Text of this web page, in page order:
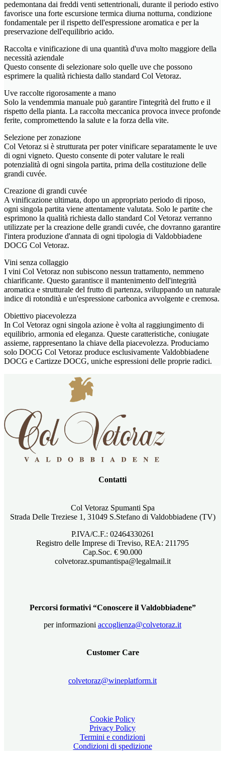
pedemontana dai freddi venti settentrionali, durante il periodo estivo
favorisce una forte escursione termica diurna notturna, condizione
fondamentale per il rispetto dell'espressione aromatica e per la
preservazione dell'equilibrio acido.
Raccolta e vinificazione di una quantità d'uva molto maggiore della
necessità aziendale
Questo consente di selezionare solo quelle uve che possono
esprimere la qualità richiesta dallo standard Col Vetoraz.
Uve raccolte rigorosamente a mano
Solo la vendemmia manuale può garantire l'integrità del frutto e il
rispetto della pianta. La raccolta meccanica provoca invece profonde
ferite, compromettendo la salute e la forza della vite.
Selezione per zonazione
Col Vetoraz si è strutturata per poter vinificare separatamente le uve
di ogni vigneto. Questo consente di poter valutare le reali
potenzialità di ogni singola partita, prima della costituzione delle
grandi cuvée.
Creazione di grandi cuvée
A vinificazione ultimata, dopo un appropriato periodo di riposo,
ogni singola partita viene attentamente valutata. Solo le partite che
esprimono la qualità richiesta dallo standard Col Vetoraz verranno
utilizzate per la creazione delle grandi cuvée, che dovranno garantire
l'intera produzione d'annata di ogni tipologia di Valdobbiadene
DOCG Col Vetoraz.
Vini senza collaggio
I vini Col Vetoraz non subiscono nessun trattamento, nemmeno
chiarificante. Questo garantisce il mantenimento dell'integrità
aromatica e strutturale del frutto di partenza, sviluppando un naturale
indice di rotondità e un'espressione carbonica avvolgente e cremosa.
Obiettivo piacevolezza
In Col Vetoraz ogni singola azione è volta al raggiungimento di
equilibrio, armonia ed eleganza. Queste caratteristiche, coniugate
assieme, rappresentano la chiave della piacevolezza. Produciamo
solo DOCG Col Vetoraz produce esclusivamente Valdobbiadene
DOCG e Cartizze DOCG, uniche espressioni delle proprie radici.
Contatti
Col Vetoraz Spumanti Spa
Strada Delle Treziese 1, 31049 S.Stefano di Valdobbiadene (TV)
P.IVA/C.F.: 02464330261
Registro delle Imprese di Treviso, REA: 211795
Cap.Soc. € 90.000
colvetoraz.spumantispa@legalmail.it
Percorsi formativi “Conoscere il Valdobbiadene”
per informazioni accoglienza@colvetoraz.it
Customer Care
colvetoraz@wineplatform.it
Cookie Policy
Privacy Policy
Termini e condizioni
Condizioni di spedizione